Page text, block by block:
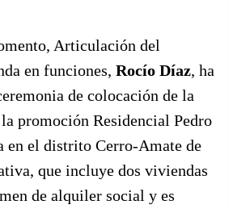
Articulación del
en funciones, Rocío Díaz, ha
de colocación de la
promoción Residencial Pedro
en el distrito Cerro-Amate de
que incluye dos viviendas
de alquiler social y es